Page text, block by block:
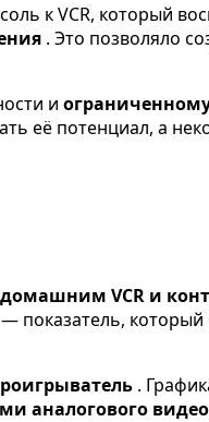
к VCR, который
. Это позволяло
и
её потенциал, а
VCR и
— показатель,
.
аналогового видео